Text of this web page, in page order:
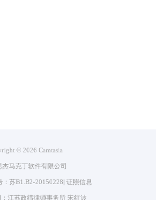
在当前页面还能开启电脑摄像头、麦克
起来十分便捷。
© 2026 Camtasia
杰马克丁软件有限公司
：苏B1.B2-20150228 证照信息
江苏政纬律师事务所 宋红波